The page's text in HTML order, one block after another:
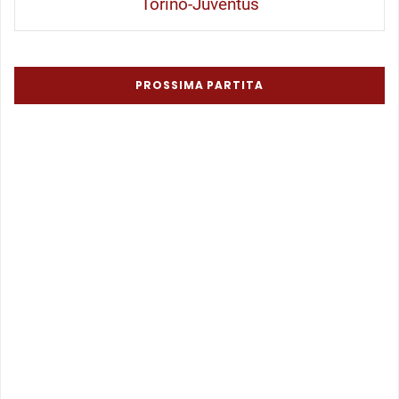
Torino-Juventus
PROSSIMA PARTITA